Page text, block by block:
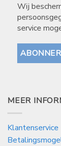
Wij
service
MEER
Klantenservice